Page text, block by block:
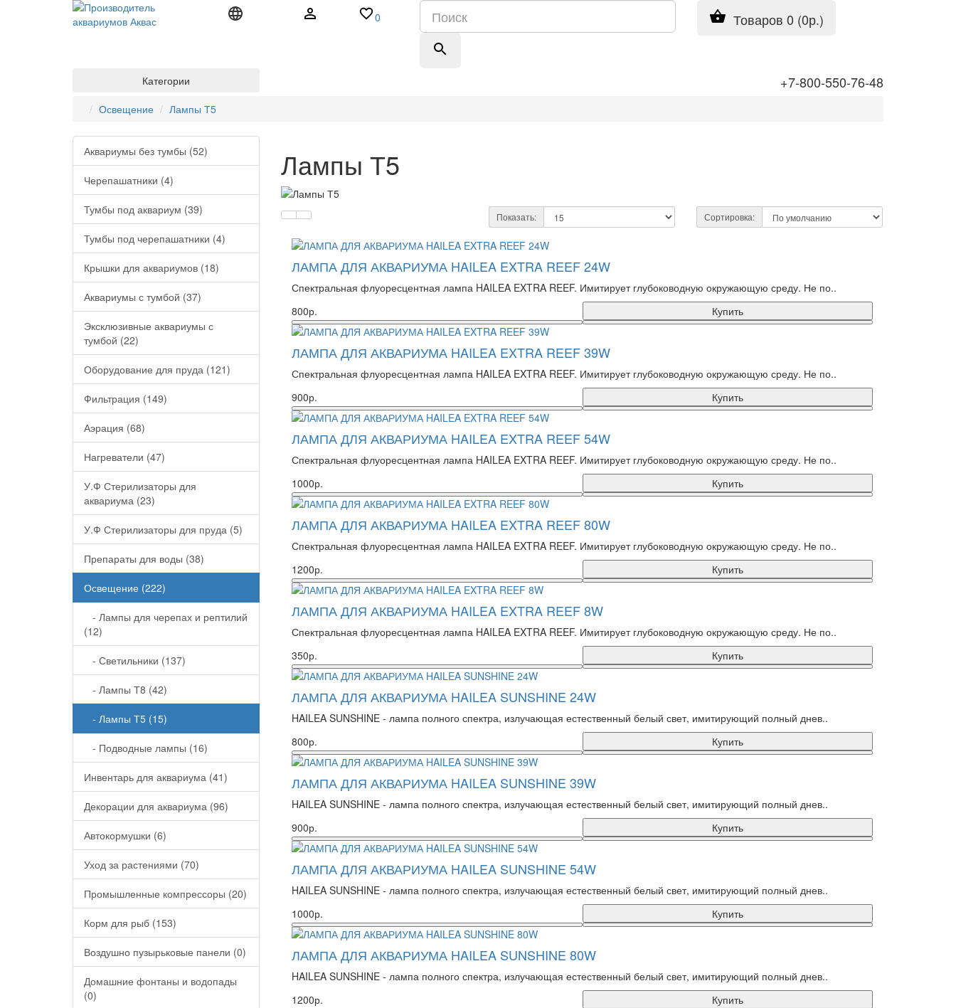
0 Товаров 0 (0р.)
Категории +7-800-550-76-48
Освещение Лампы Т5
Аквариумы без тумбы (52)
Черепашатники (4)
Тумбы под аквариум (39)
Тумбы под черепашатники (4)
Крышки для аквариумов (18)
Аквариумы с тумбой (37)
Эксклюзивные аквариумы с
тумбой (22)
Оборудование для пруда (121)
Фильтрация (149)
Аэрация (68)
Нагреватели (47)
У.Ф Стерилизаторы для
аквариума (23)
У.Ф Стерилизаторы для пруда (5)
Препараты для воды (38)
Освещение (222)
- Лампы для черепах и рептилий
(12)
- Светильники (137)
- Лампы Т8 (42)
- Лампы Т5 (15)
- Подводные лампы (16)
Инвентарь для аквариума (41)
Декорации для аквариума (96)
Автокормушки (6)
Уход за растениями (70)
Промышленные компрессоры (20)
Корм для рыб (153)
Воздушно пузырьковые панели (0)
Домашние фонтаны и водопады
(0)
Лампы Т5
Показать: Сортировка:
ЛАМПА ДЛЯ АКВАРИУМА HAILEA EXTRA REEF 24W
Спектральная флуоресцентная лампа HAILEA EXTRA REEF. Имитирует глубоководную окружающую среду. Не по..
800р.
Купить
ЛАМПА ДЛЯ АКВАРИУМА HAILEA EXTRA REEF 39W
Спектральная флуоресцентная лампа HAILEA EXTRA REEF. Имитирует глубоководную окружающую среду. Не по..
900р.
Купить
ЛАМПА ДЛЯ АКВАРИУМА HAILEA EXTRA REEF 54W
Спектральная флуоресцентная лампа HAILEA EXTRA REEF. Имитирует глубоководную окружающую среду. Не по..
1000р.
Купить
ЛАМПА ДЛЯ АКВАРИУМА HAILEA EXTRA REEF 80W
Спектральная флуоресцентная лампа HAILEA EXTRA REEF. Имитирует глубоководную окружающую среду. Не по..
1200р.
Купить
ЛАМПА ДЛЯ АКВАРИУМА HAILEA EXTRA REEF 8W
Спектральная флуоресцентная лампа HAILEA EXTRA REEF. Имитирует глубоководную окружающую среду. Не по..
350р.
Купить
ЛАМПА ДЛЯ АКВАРИУМА HAILEA SUNSHINE 24W
HAILEA SUNSHINE - лампа полного спектра, излучающая естественный белый свет, имитирующий полный днев..
800р.
Купить
ЛАМПА ДЛЯ АКВАРИУМА HAILEA SUNSHINE 39W
HAILEA SUNSHINE - лампа полного спектра, излучающая естественный белый свет, имитирующий полный днев..
900р.
Купить
ЛАМПА ДЛЯ АКВАРИУМА HAILEA SUNSHINE 54W
HAILEA SUNSHINE - лампа полного спектра, излучающая естественный белый свет, имитирующий полный днев..
1000р.
Купить
ЛАМПА ДЛЯ АКВАРИУМА HAILEA SUNSHINE 80W
HAILEA SUNSHINE - лампа полного спектра, излучающая естественный белый свет, имитирующий полный днев..
1200р.
Купить